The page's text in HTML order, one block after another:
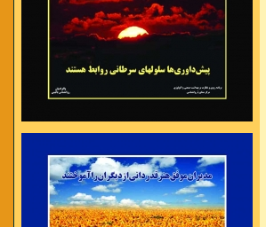
مشکلات و گرفتاریها یک راه اساسی بیشتر نداریم
مان را بیشتر کنیم تا به توانائی برسیم
طلب ندارم تا کام من بر آید